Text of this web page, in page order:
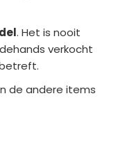
. Het is nooit
verkocht
de andere items